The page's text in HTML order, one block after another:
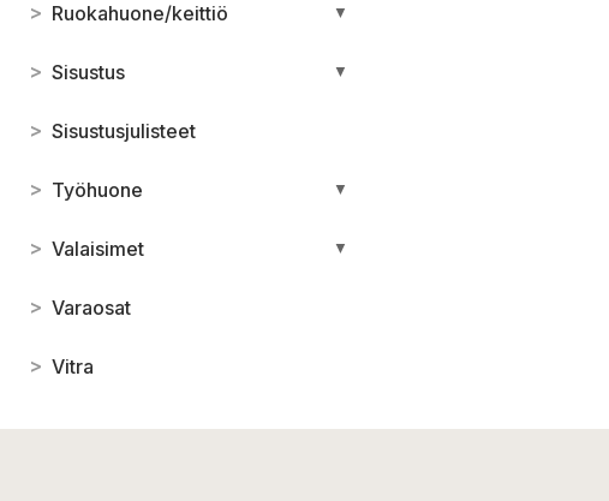
> Ruokahuone/keittiö ▼
> Sisustus ▼
> Sisustusjulisteet
> Työhuone ▼
> Valaisimet ▼
> Varaosat
> Vitra